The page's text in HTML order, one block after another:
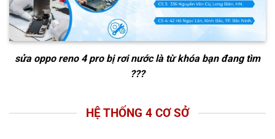
sửa oppo reno 4 pro bị rơi nướclà từ khóa bạn đang tìm
???
HỆ THỐNG 4 CƠ SỞ